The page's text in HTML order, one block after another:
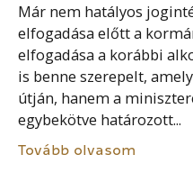
Már nem hatályos
elfogadása előtt a
elfogadása a korábbi
is benne szerepelt,
útján, hanem a
egybekötve határozott...
Tovább olvasom